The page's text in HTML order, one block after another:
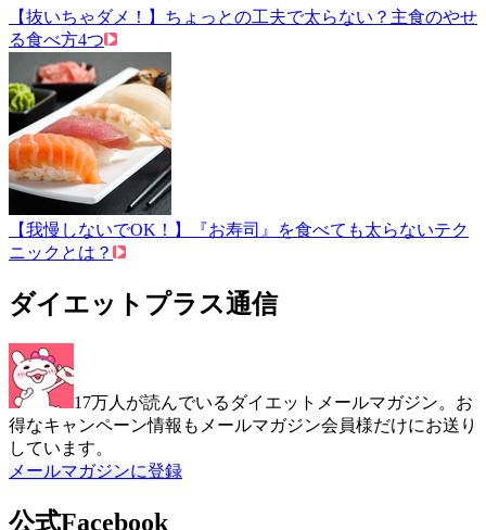
【抜いちゃダメ！】ちょっとの工夫で太らない？主食のやせ
る食べ方4つ
【我慢しないでOK！】『お寿司』を食べても太らないテク
ニックとは？
ダイエットプラス通信
17万人が読んでいるダイエットメールマガジン。お
得なキャンペーン情報もメールマガジン会員様だけにお送り
しています。
メールマガジンに登録
公式Facebook